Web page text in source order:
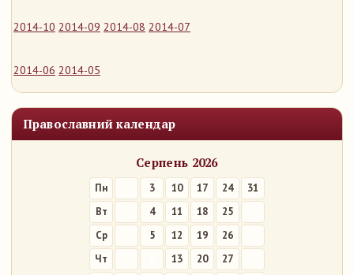
2014-10 2014-09 2014-08 2014-07
2014-06 2014-05
Православний календар
Серпень 2026
Пн 3 10 17 24
31
Вт
4 11 18
25
Ср
5 12 19
26
Чт
13 20
27